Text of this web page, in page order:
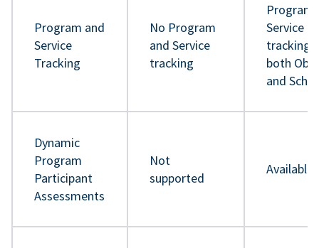
Program and
Service
Tracking
No Program
and Service
tracking
Program
Service
tracking
both
and
Dynamic
Program
Participant
Assessments
Not
supported
Available